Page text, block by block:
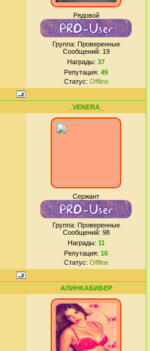
Рядовой
Группа: Проверенные
Сообщений: 19
Награды: 37
Репутация: 49
Статус: Offline
_VENERA_
Сержант
Группа: Проверенные
Сообщений: 98
Награды: 11
Репутация: 16
Статус: Offline
АЛИНКАБИБЕР